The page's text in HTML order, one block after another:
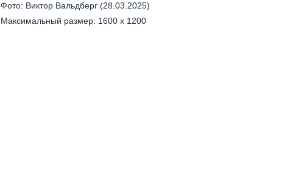
Фото: Виктор Вальдберг (28.03.2025)
Максимальный размер: 1600 x 1200